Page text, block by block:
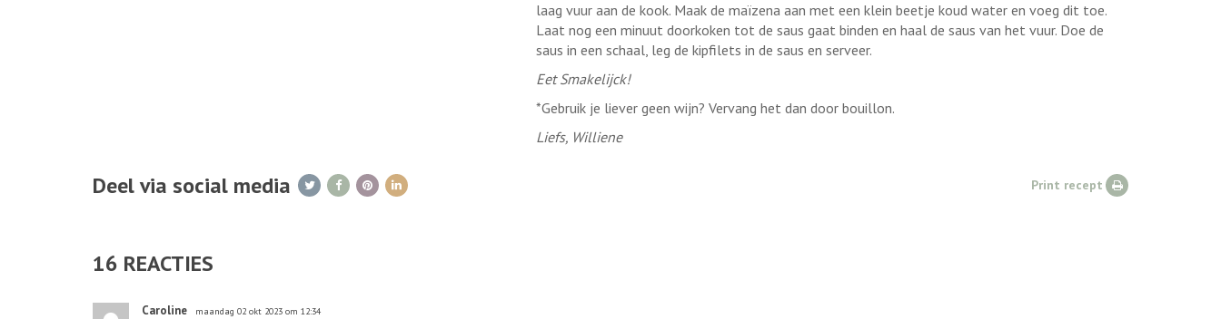
laag vuur aan de kook. Maak de maïzena aan met een klein beetje koud water en voeg dit toe.
Laat nog een minuut doorkoken tot de saus gaat binden en haal de saus van het vuur. Doe de
saus in een schaal, leg de kipfilets in de saus en serveer.
Eet Smakelijck!
*Gebruik je liever geen wijn? Vervang het dan door bouillon.
Liefs, Williene
Deel via social media Print recept
16 REACTIES
Caroline maandag 02 okt 2023 om 12:34